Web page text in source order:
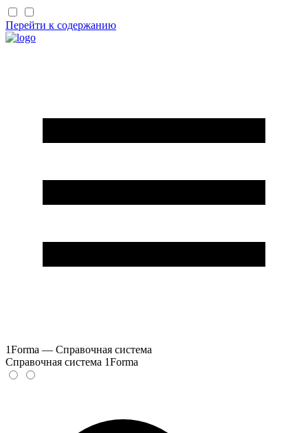
Перейти к содержанию
1Forma — Справочная система
Справочная система 1Forma